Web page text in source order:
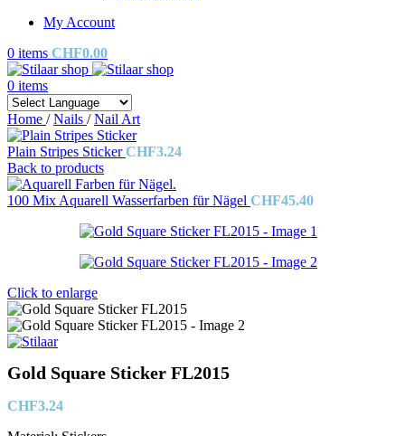
My Account
0 items CHF0.00
0 items
Home / Nails / Nail Art
Plain Stripes StickerCHF3.24
Back to products
100 Mix Aquarell Wasserfarben für Nägel CHF45.40
Click to enlarge
Gold Square Sticker FL2015
CHF3.24